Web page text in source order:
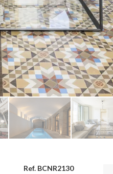
Ref. BCNR2130